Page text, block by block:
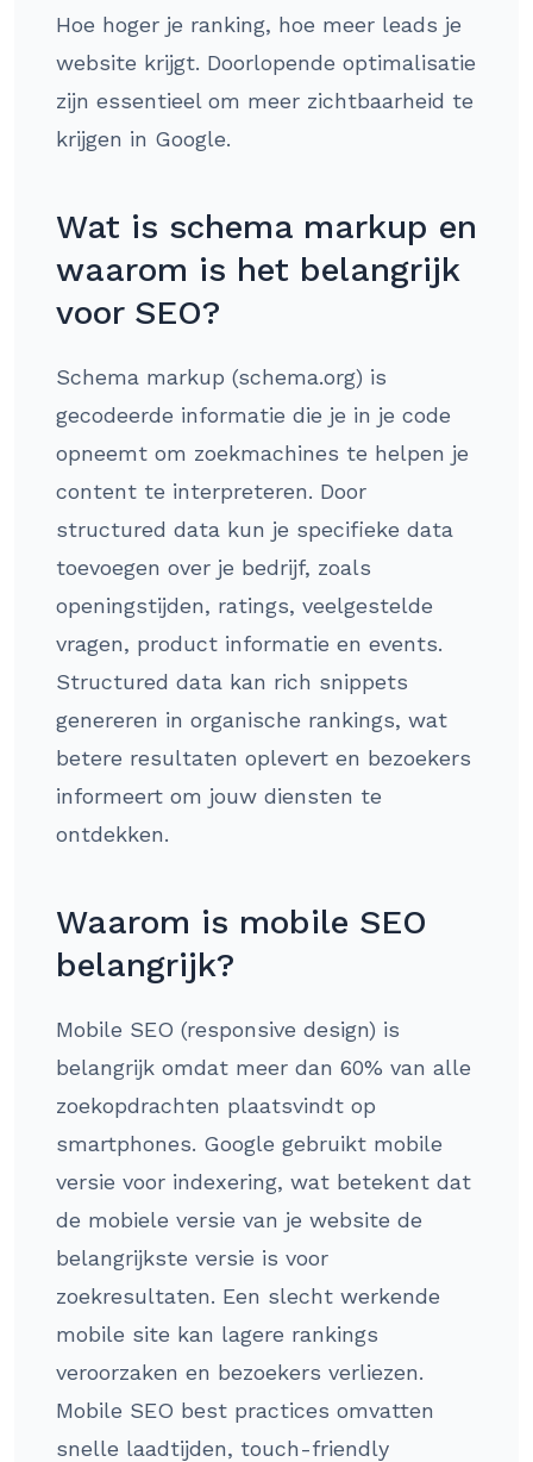
Hoe hoger je ranking, hoe meer leads je
website krijgt. Doorlopende optimalisatie
zijn essentieel om meer zichtbaarheid te
krijgen in Google.
Wat is schema markup en
waarom is het belangrijk
voor SEO?
Schema markup (schema.org) is
gecodeerde informatie die je in je code
opneemt om zoekmachines te helpen je
content te interpreteren. Door
structured data kun je specifieke data
toevoegen over je bedrijf, zoals
openingstijden, ratings, veelgestelde
vragen, product informatie en events.
Structured data kan rich snippets
genereren in organische rankings, wat
betere resultaten oplevert en bezoekers
informeert om jouw diensten te
ontdekken.
Waarom is mobile SEO
belangrijk?
Mobile SEO (responsive design) is
belangrijk omdat meer dan 60% van alle
zoekopdrachten plaatsvindt op
smartphones. Google gebruikt mobile
versie voor indexering, wat betekent dat
de mobiele versie van je website de
belangrijkste versie is voor
zoekresultaten. Een slecht werkende
mobile site kan lagere rankings
veroorzaken en bezoekers verliezen.
Mobile SEO best practices omvatten
snelle laadtijden, touch-friendly